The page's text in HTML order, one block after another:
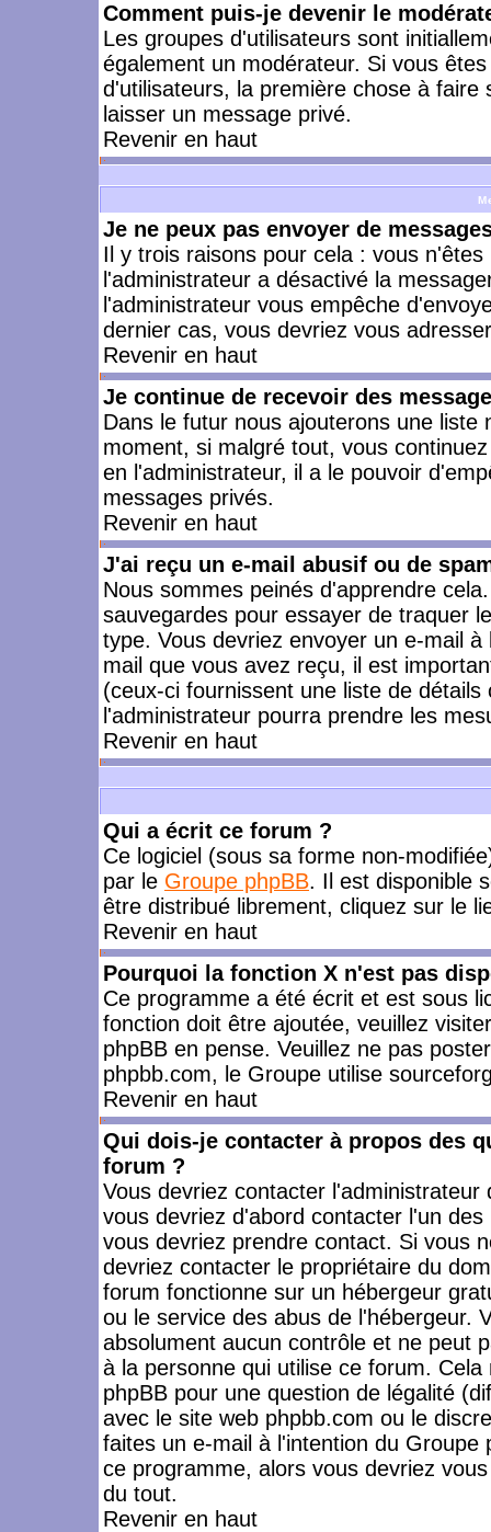
Comment puis-je devenir le
Les groupes d'utilisateurs sont
également un modérateur. Si vous
d'utilisateurs, la première chose à
laisser un message privé.
Revenir en haut
Je ne peux pas envoyer de
Il y trois raisons pour cela : vous
l'administrateur a désactivé la
l'administrateur vous empêche
dernier cas, vous devriez vous
Revenir en haut
Je continue de recevoir des
Dans le futur nous ajouterons une
moment, si malgré tout, vous
en l'administrateur, il a le pouvoir
messages privés.
Revenir en haut
J'ai reçu un e-mail abusif ou de
Nous sommes peinés d'apprendre
sauvegardes pour essayer de traquer
type. Vous devriez envoyer un e-mail
mail que vous avez reçu, il est
(ceux-ci fournissent une liste de
l'administrateur pourra prendre les
Revenir en haut
Qui a écrit ce forum ?
Ce logiciel (sous sa forme non-
par le Groupe phpBB. Il est disponible
être distribué librement, cliquez sur le
Revenir en haut
Pourquoi la fonction X n'est pas
Ce programme a été écrit et est sous
fonction doit être ajoutée, veuillez
phpBB en pense. Veuillez ne pas
phpbb.com, le Groupe utilise
Revenir en haut
Qui dois-je contacter à propos des
forum ?
Vous devriez contacter
vous devriez d'abord contacter l'un
vous devriez prendre contact. Si vous
devriez contacter le propriétaire du
forum fonctionne sur un hébergeur
ou le service des abus de l'hébergeur.
absolument aucun contrôle et ne peut
à la personne qui utilise ce forum.
phpBB pour une question de légalité
avec le site web phpbb.com ou le
faites un e-mail à l'intention du
ce programme, alors vous devriez
du tout.
Revenir en haut